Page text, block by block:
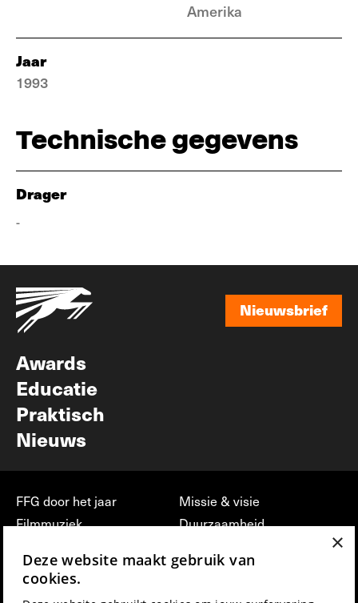
Amerika
Jaar
1993
Technische gegevens
Drager
-
Nieuwsbrief
Awards
Educatie
Praktisch
Nieuws
FFG door het jaar
Filmmuziek
Press & Industry
Missie & visie
Duurzaamheid
vrijwilligerswerk bij FFG
×
Deze website maakt gebruik van
cookies.